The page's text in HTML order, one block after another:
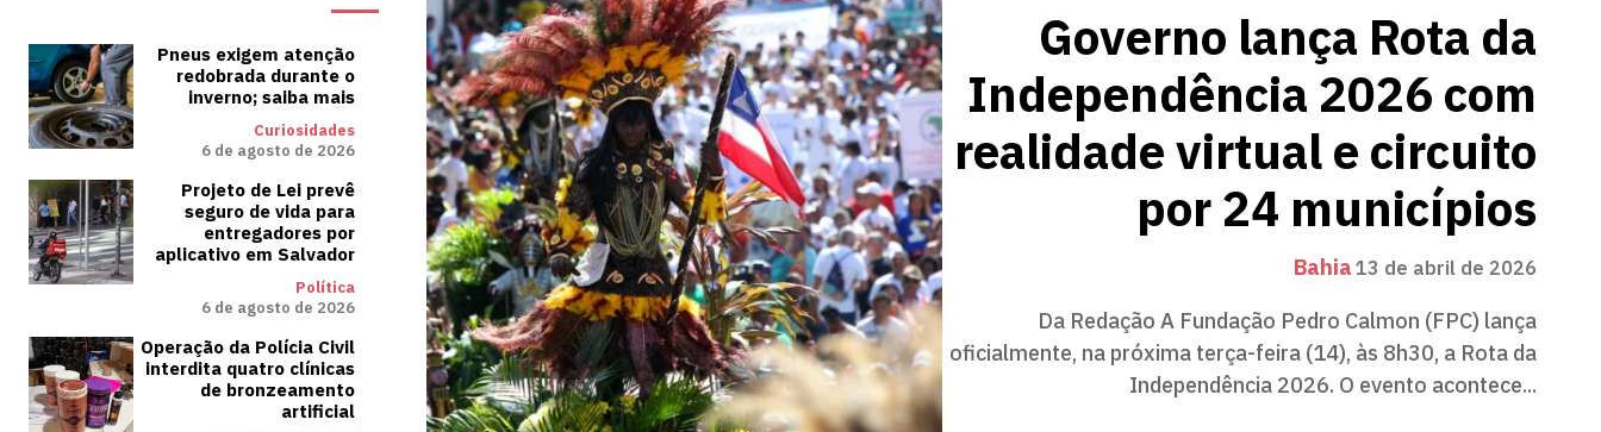
Pneus exigem atenção
redobrada durante o
inverno; saiba mais
Curiosidades
6 de agosto de 2026
Projeto de Lei prevê
seguro de vida para
entregadores por
aplicativo em Salvador
Política
6 de agosto de 2026
Operação da Polícia Civil
interdita quatro clínicas
de bronzeamento
artificial
Governo lança Rota da
Independência 2026 com
realidade virtual e circuito
por 24 municípios
Bahia13 de abril de 2026
Da Redação A Fundação Pedro Calmon (FPC) lança
oficialmente, na próxima terça-feira (14), às 8h30, a Rota da
Independência 2026. O evento acontece...